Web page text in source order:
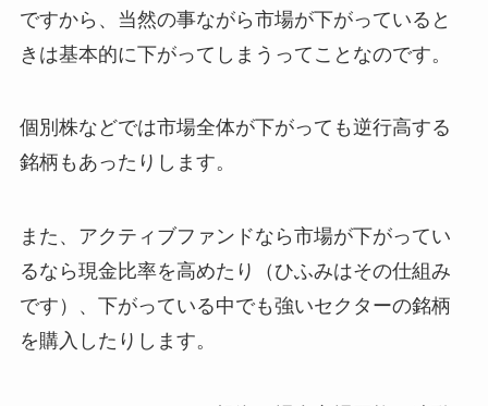
ですから、当然の事ながら市場が下がっていると
きは基本的に下がってしまうってことなのです。
個別株などでは市場全体が下がっても逆行高する
銘柄もあったりします。
また、アクティブファンドなら市場が下がってい
るなら現金比率を高めたり（ひふみはその仕組み
です）、下がっている中でも強いセクターの銘柄
を購入したりします。